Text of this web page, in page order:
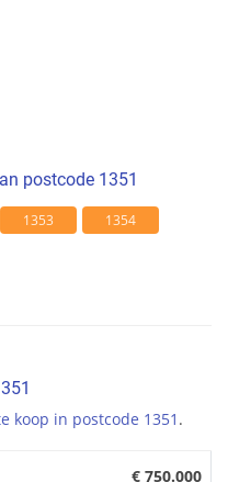
postcode 1351
1353
1354
koop in postcode 1351 .
€ 750.000